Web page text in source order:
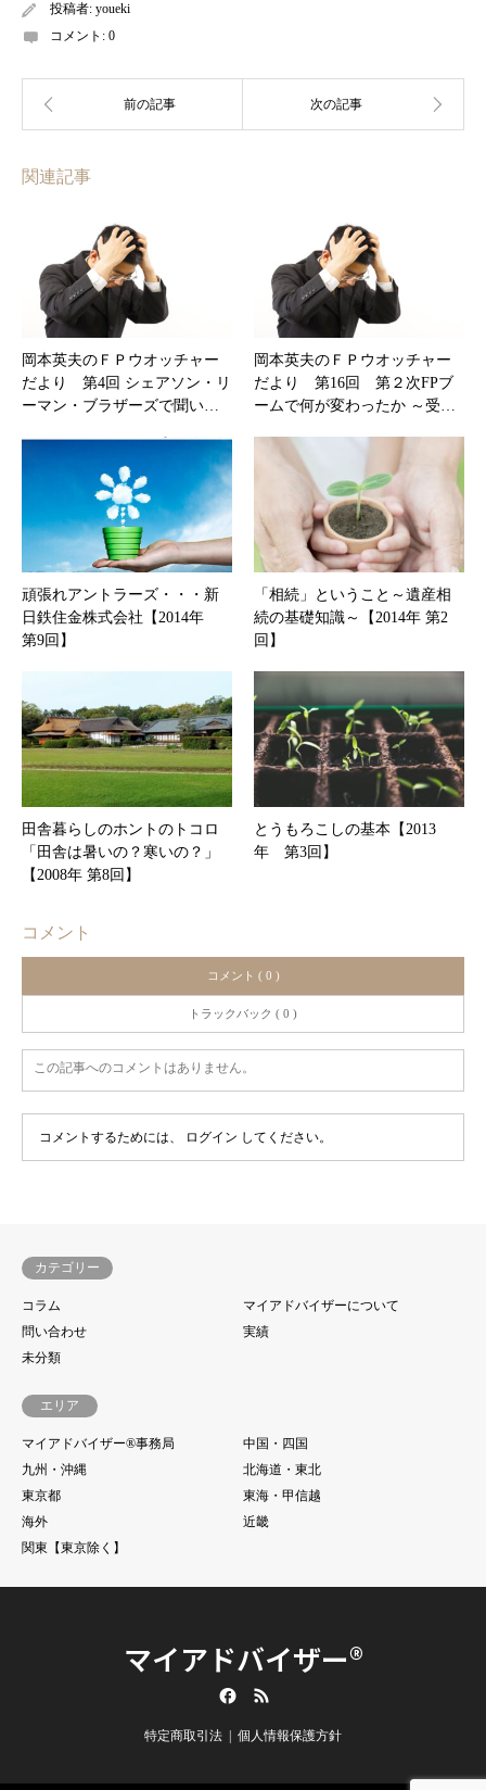
投稿者: youeki
コメント: 0
関連記事
岡本英夫のＦＰウオッチャー
だより 第4回 シェアソン・リ
ーマン・ブラザーズで聞い…
岡本英夫のＦＰウオッチャー
だより 第16回 第２次FPブ
ームで何が変わったか ～受…
頑張れアントラーズ・・・新
日鉄住金株式会社【2014年
第9回】
「相続」ということ～遺産相
続の基礎知識～【2014年 第2
回】
田舎暮らしのホントのトコロ
「田舎は暑いの？寒いの？」
【2008年 第8回】
とうもろこしの基本【2013
年 第3回】
コメント
コメント ( 0 )
トラックバック ( 0 )
この記事へのコメントはありません。
コメントするためには、 ログイン してください。
カテゴリー
コラム
マイアドバイザーについて
問い合わせ
実績
未分類
エリア
マイアドバイザー®事務局
中国・四国
九州・沖縄
北海道・東北
東京都
東海・甲信越
海外
近畿
関東【東京除く】
マイアドバイザー®
特定商取引法 個人情報保護方針